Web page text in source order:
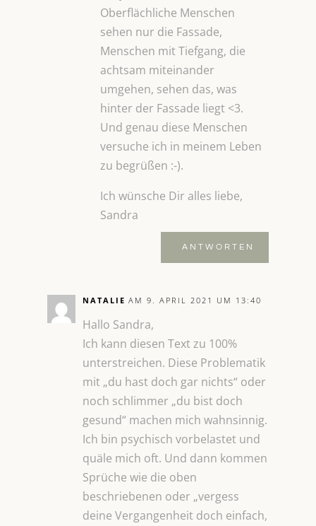
Oberflächliche Menschen
sehen nur die Fassade,
Menschen mit Tiefgang, die
achtsam miteinander
umgehen, sehen das, was
hinter der Fassade liegt <3.
Und genau diese Menschen
versuche ich in meinem Leben
zu begrüßen :-).
Ich wünsche Dir alles liebe,
Sandra
ANTWORTEN
NATALIE AM 9. APRIL 2021 UM 13:40
Hallo Sandra,
Ich kann diesen Text zu 100%
unterstreichen. Diese Problematik
mit „du hast doch gar nichts“ oder
noch schlimmer „du bist doch
gesund“ machen mich wahnsinnig.
Ich bin psychisch vorbelastet und
quäle mich oft. Und dann kommen
Sprüche wie die oben
beschriebenen oder „vergess
deine Vergangenheit doch einfach,